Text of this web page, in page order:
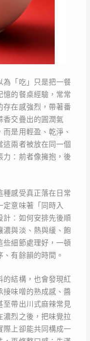
為「吃」只是把一餐
憶的餐桌經驗，常常
存在感強烈，帶著番
香交疊出的圓潤氣
是用輕盈、乾淨、
兩者被放在同一個
力：前者像擁抱，後
種感受真正落在日常
定意味著「同時入
計：如何安排先後順
濃與淡、熱與緩、飽
些細節處理好，一頓
有餘韻的時間。
結構，也會發現紅
接味噌的熟成感、醬
至帶出川式麻辣常見
濃烈之後，把味覺拉
際上卻能共同構成一